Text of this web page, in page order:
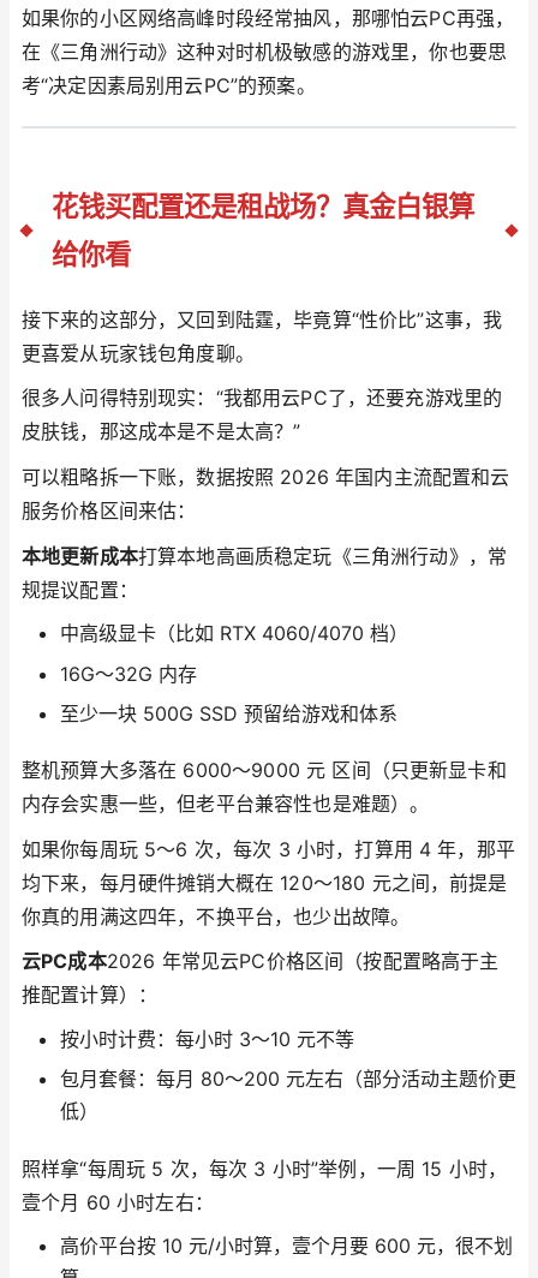
如果你的小区网络高峰时段经常抽风，那哪怕云PC再强，
在《三角洲行动》这种对时机极敏感的游戏里，你也要思
考“决定因素局别用云PC”的预案。
花钱买配置还是租战场？真金白银算
给你看
接下来的这部分，又回到陆霆，毕竟算“性价比”这事，我
更喜爱从玩家钱包角度聊。
很多人问得特别现实：“我都用云PC了，还要充游戏里的
皮肤钱，那这成本是不是太高？”
可以粗略拆一下账，数据按照 2026 年国内主流配置和云
服务价格区间来估：
本地更新成本打算本地高画质稳定玩《三角洲行动》，常
规提议配置：
中高级显卡（比如 RTX 4060/4070 档）
16G～32G 内存
至少一块 500G SSD 预留给游戏和体系
整机预算大多落在 6000～9000 元 区间（只更新显卡和
内存会实惠一些，但老平台兼容性也是难题）。
如果你每周玩 5～6 次，每次 3 小时，打算用 4 年，那平
均下来，每月硬件摊销大概在 120～180 元之间，前提是
你真的用满这四年，不换平台，也少出故障。
云PC成本2026 年常见云PC价格区间（按配置略高于主
推配置计算）：
按小时计费：每小时 3～10 元不等
包月套餐：每月 80～200 元左右（部分活动主题价更
低）
照样拿“每周玩 5 次，每次 3 小时”举例，一周 15 小时，
壹个月 60 小时左右：
高价平台按 10 元/小时算，壹个月要 600 元，很不划